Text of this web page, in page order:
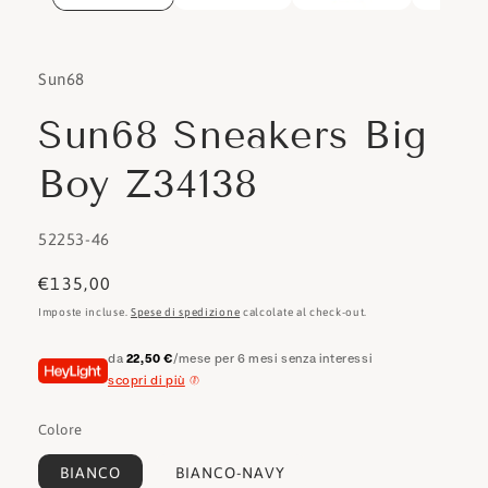
Sun68
Sun68 Sneakers Big
Boy Z34138
SKU:
52253-46
Prezzo
di
€135,00
Imposte incluse. Spese di spedizione calcolate al check-out.
da 22,50 €/mese per 6 mesi senza interessi
scopri di più
Colore
BIANCO BIANCO-NAVY